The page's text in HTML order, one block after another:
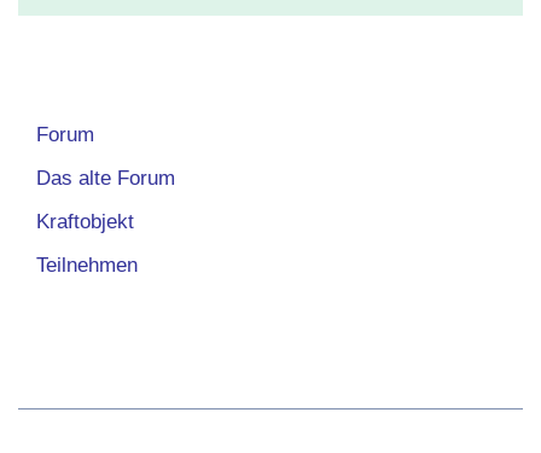
Forum
Das alte Forum
Kraftobjekt
Teilnehmen